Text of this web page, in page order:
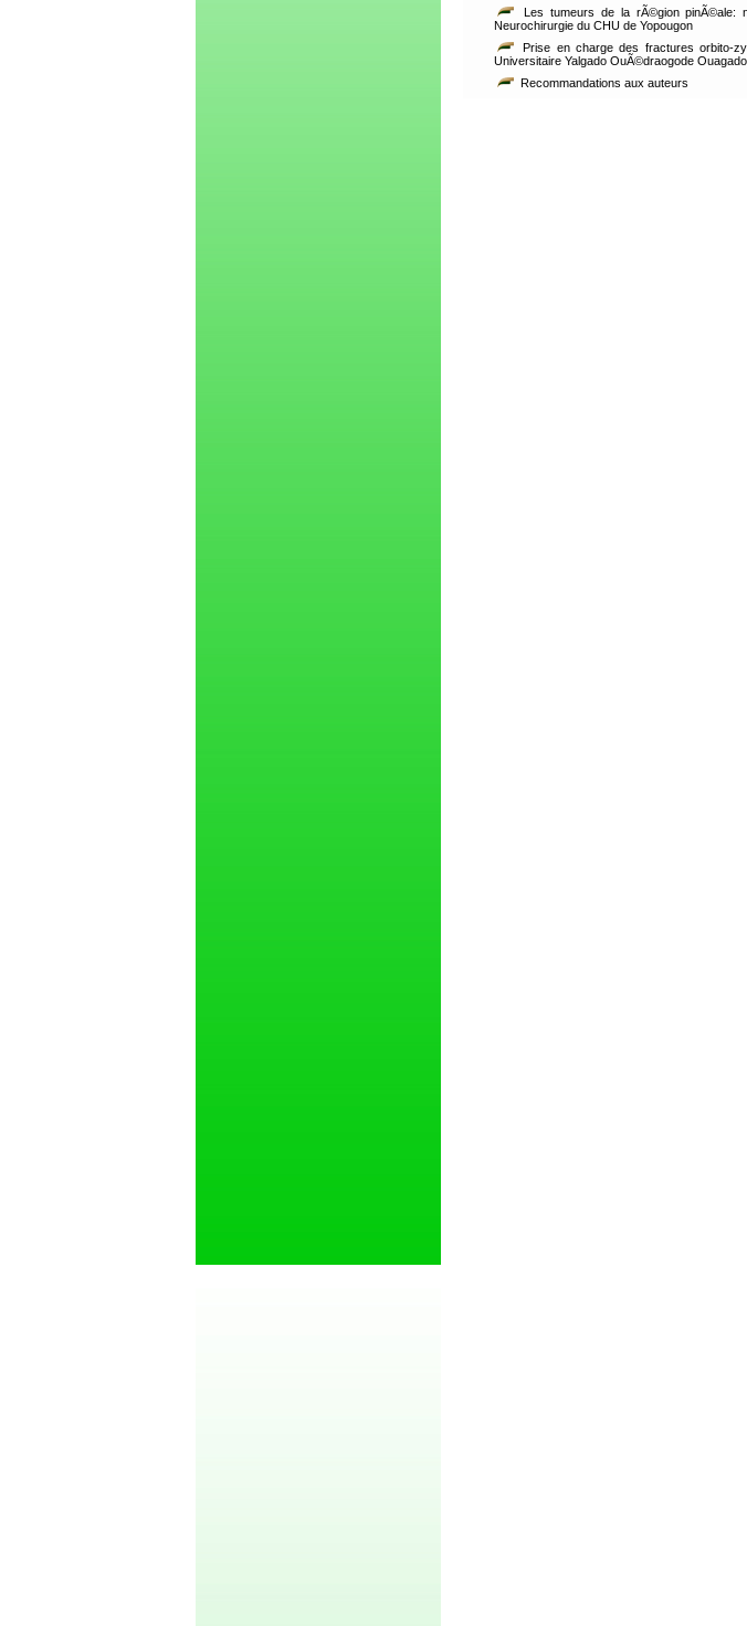
Les tumeurs de la rÃ©gion pinÃ©ale:
Neurochirurgie du CHU de Yopougon
Prise en charge des fractures orbito-
Universitaire Yalgado OuÃ©draogode
Recommandations aux auteurs